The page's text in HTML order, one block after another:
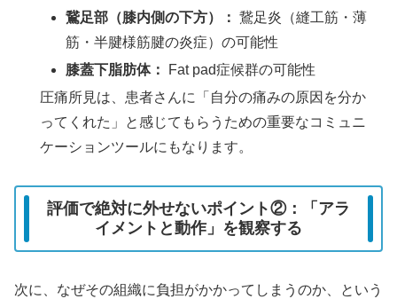
鵞足部（膝内側の下方）： 鵞足炎（縫工筋・薄
筋・半腱様筋腱の炎症）の可能性
膝蓋下脂肪体：
Fat pad症候群の可能性
圧痛所見は、患者さんに「自分の痛みの原因を分か
ってくれた」と感じてもらうための重要なコミュニ
ケーションツールにもなります。
評価で絶対に外せないポイント②：「アラ
イメントと動作」を観察する
次に、なぜその組織に負担がかかってしまうのか、という